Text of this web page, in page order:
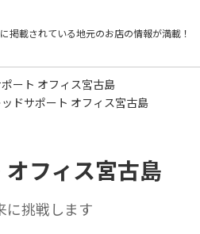
掲載されている地元のお店の情報が満載！
ート オフィス宮古島
ドサポート オフィス宮古島
フィス宮古島
に挑戦します